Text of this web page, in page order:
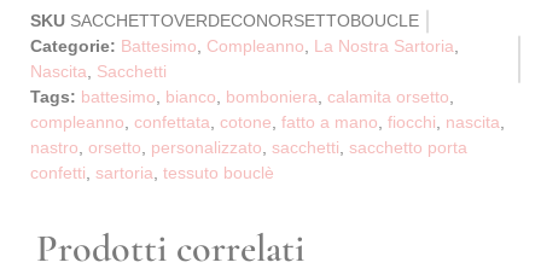
SKU SACCHETTOVERDECONORSETTOBOUCLE
Categorie: Battesimo, Compleanno, La Nostra Sartoria,
Nascita, Sacchetti
Tags: battesimo, bianco, bomboniera, calamita orsetto,
compleanno, confettata, cotone, fatto a mano, fiocchi, nascita,
nastro, orsetto, personalizzato, sacchetti, sacchetto porta
confetti, sartoria, tessuto bouclè
Prodotti correlati